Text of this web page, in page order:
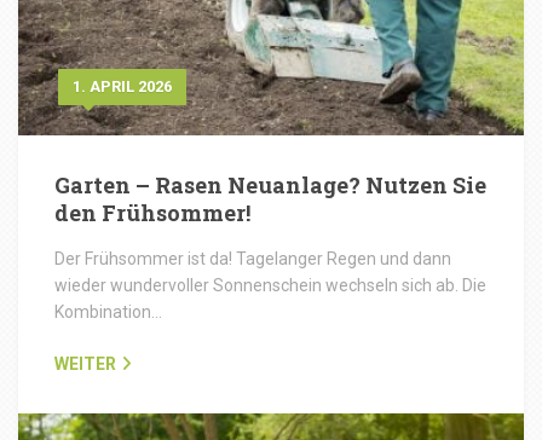
1. APRIL 2026
Garten – Rasen Neuanlage? Nutzen Sie
den Frühsommer!
Der Frühsommer ist da! Tagelanger Regen und dann
wieder wundervoller Sonnenschein wechseln sich ab. Die
Kombination…
WEITER